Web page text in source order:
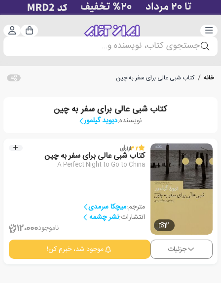
دسته‌بندی سبد
جستجوی کتاب، نویسنده و...
خانه / کتاب شبی عالی برای سفر به چین
کتاب شبی عالی برای سفر به چین
نویسنده:دیوید گیلمور
2
3.2از1رأی
کتاب شبی عالی برای سفر به چین
A Perfect Night to Go to China
مترجم:میچکا سرمدی
انتشارات:نشر چشمه
ناموجود12،000
جزئیات موجود شد، خبرم کن!